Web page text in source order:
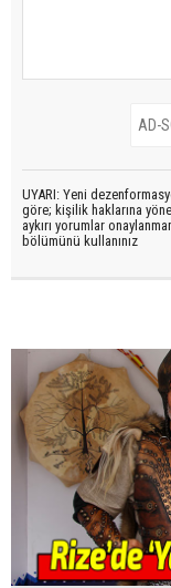
UYARI: Yeni
göre; kişilik haklarına
aykırı yorumlar
bölümünü kullanınız